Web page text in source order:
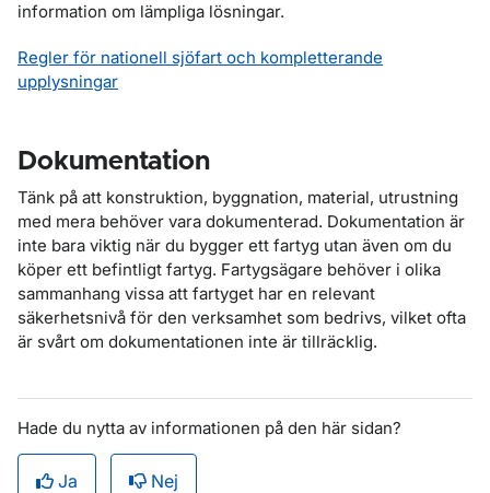
information om lämpliga lösningar.
Regler för nationell sjöfart och kompletterande
upplysningar
Dokumentation
Tänk på att konstruktion, byggnation, material, utrustning
med mera behöver vara dokumenterad. Dokumentation är
inte bara viktig när du bygger ett fartyg utan även om du
köper ett befintligt fartyg. Fartygsägare behöver i olika
sammanhang vissa att fartyget har en relevant
säkerhetsnivå för den verksamhet som bedrivs, vilket ofta
är svårt om dokumentationen inte är tillräcklig.
Hade du nytta av informationen på den här sidan?
Ja Nej